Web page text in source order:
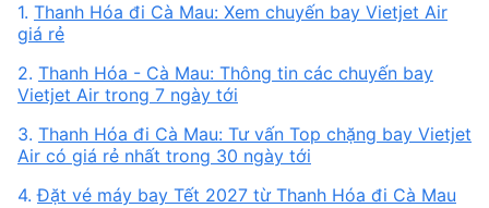
1. Thanh Hóa đi Cà Mau: Xem chuyến bay Vietjet Air
giá rẻ
2. Thanh Hóa - Cà Mau: Thông tin các chuyến bay
Vietjet Air trong 7 ngày tới
3. Thanh Hóa đi Cà Mau: Tư vấn Top chặng bay Vietjet
Air có giá rẻ nhất trong 30 ngày tới
4.Đặt vé máy bay Tết 2027 từ Thanh Hóa đi Cà Mau